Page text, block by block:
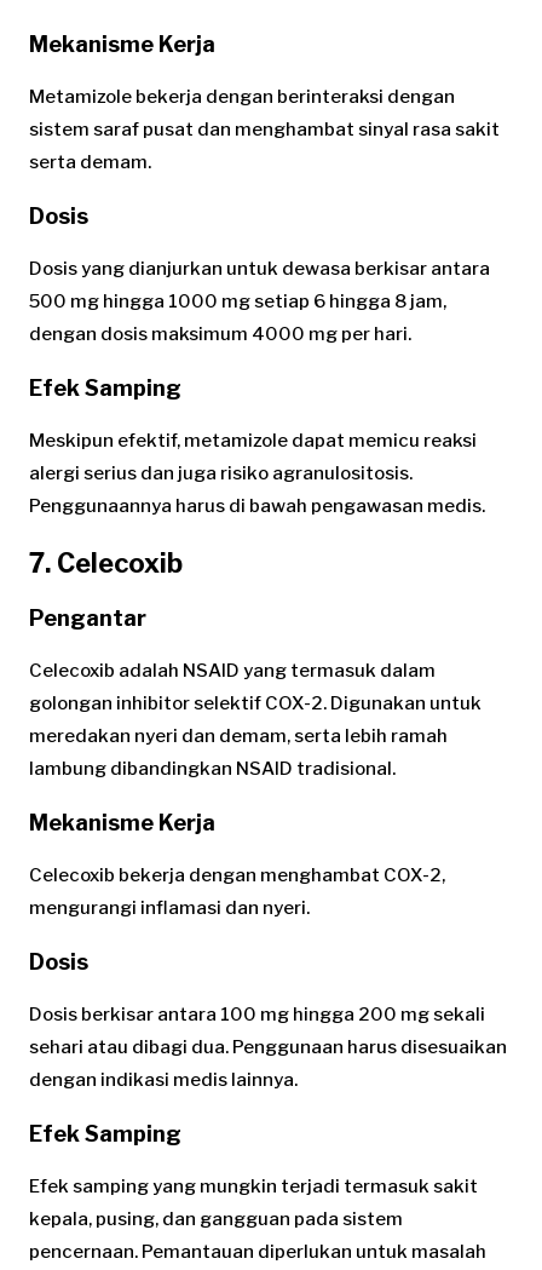
Mekanisme Kerja
Metamizole bekerja dengan berinteraksi dengan
sistem saraf pusat dan menghambat sinyal rasa sakit
serta demam.
Dosis
Dosis yang dianjurkan untuk dewasa berkisar antara
500 mg hingga 1000 mg setiap 6 hingga 8 jam,
dengan dosis maksimum 4000 mg per hari.
Efek Samping
Meskipun efektif, metamizole dapat memicu reaksi
alergi serius dan juga risiko agranulositosis.
Penggunaannya harus di bawah pengawasan medis.
7. Celecoxib
Pengantar
Celecoxib adalah NSAID yang termasuk dalam
golongan inhibitor selektif COX-2. Digunakan untuk
meredakan nyeri dan demam, serta lebih ramah
lambung dibandingkan NSAID tradisional.
Mekanisme Kerja
Celecoxib bekerja dengan menghambat COX-2,
mengurangi inflamasi dan nyeri.
Dosis
Dosis berkisar antara 100 mg hingga 200 mg sekali
sehari atau dibagi dua. Penggunaan harus disesuaikan
dengan indikasi medis lainnya.
Efek Samping
Efek samping yang mungkin terjadi termasuk sakit
kepala, pusing, dan gangguan pada sistem
pencernaan. Pemantauan diperlukan untuk masalah